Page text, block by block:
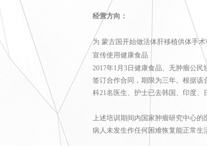
经营方向：
为 蒙古国开始做活体肝移植供体手术
宣传使用健康食品
2017年1月3日健康食品、无肿瘤公民
签订合作合同，期限为三年。根据该
科21名医生、护士已去韩国、印度、
上述培训期间内国家肿瘤研究中心的
病人未发生作任何困难恢复能正常生